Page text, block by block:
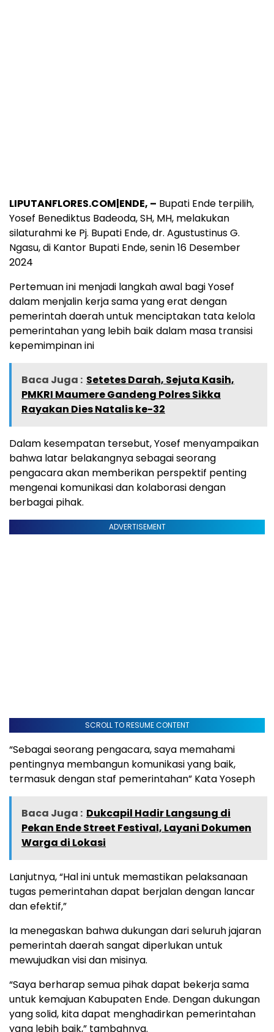
LIPUTANFLORES.COM|ENDE, – Bupati Ende terpilih,
Yosef Benediktus Badeoda, SH, MH, melakukan
silaturahmi ke Pj. Bupati Ende, dr. Agustustinus G.
Ngasu, di Kantor Bupati Ende, senin 16 Desember
2024
Pertemuan ini menjadi langkah awal bagi Yosef
dalam menjalin kerja sama yang erat dengan
pemerintah daerah untuk menciptakan tata kelola
pemerintahan yang lebih baik dalam masa transisi
kepemimpinan ini
Baca Juga : Setetes Darah, Sejuta Kasih,
PMKRI Maumere Gandeng Polres Sikka
Rayakan Dies Natalis ke-32
Dalam kesempatan tersebut, Yosef menyampaikan
bahwa latar belakangnya sebagai seorang
pengacara akan memberikan perspektif penting
mengenai komunikasi dan kolaborasi dengan
berbagai pihak.
ADVERTISEMENT
SCROLL TO RESUME CONTENT
“Sebagai seorang pengacara, saya memahami
pentingnya membangun komunikasi yang baik,
termasuk dengan staf pemerintahan” Kata Yoseph
Baca Juga : Dukcapil Hadir Langsung di
Pekan Ende Street Festival, Layani Dokumen
Warga di Lokasi
Lanjutnya, “Hal ini untuk memastikan pelaksanaan
tugas pemerintahan dapat berjalan dengan lancar
dan efektif,”
Ia menegaskan bahwa dukungan dari seluruh jajaran
pemerintah daerah sangat diperlukan untuk
mewujudkan visi dan misinya.
“Saya berharap semua pihak dapat bekerja sama
untuk kemajuan Kabupaten Ende. Dengan dukungan
yang solid, kita dapat menghadirkan pemerintahan
yang lebih baik,” tambahnya.